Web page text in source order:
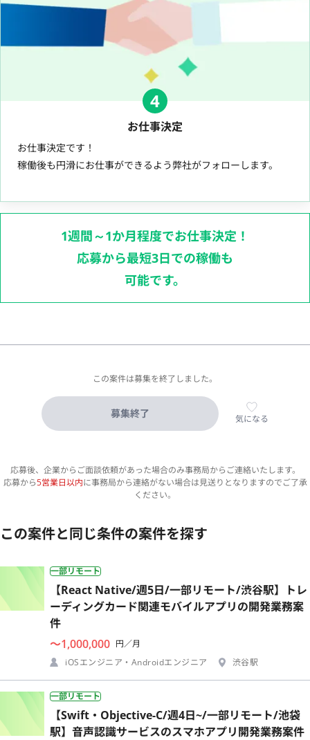
4
お仕事決定
お仕事決定です！
稼働後も円滑にお仕事ができるよう弊社がフォローします。
1週間～1か月程度でお仕事決定！
応募から最短3日での稼働も
可能です。
この案件は募集を終了しました。
募集終了 気になる
応募後、企業からご面談依頼があった場合のみ事務局からご連絡いたします。
応募から5営業日以内に事務局から連絡がない場合は見送りとなりますのでご了承
ください。
この案件と同じ条件の案件を探す
一部リモート
【React Native/週5日/一部リモート/渋谷駅】トレ
ーディングカード関連モバイルアプリの開発業務案
件
〜1,000,000 円／月
iOSエンジニア・Androidエンジニア
渋谷駅
一部リモート
【Swift・Objective-C/週4日~/一部リモート/池袋
駅】音声認識サービスのスマホアプリ開発業務案件